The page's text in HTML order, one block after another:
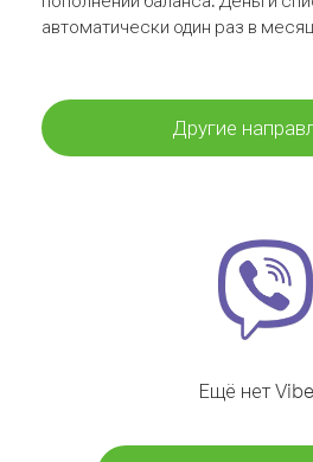
автоматически один раз в месяц
Другие
Ещё нет